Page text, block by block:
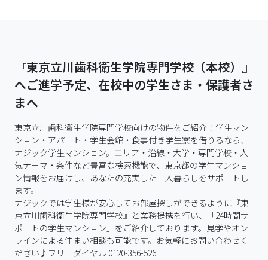
『東京立川歯科衛生学院専門学校（本校）』
へご進学予定、在校中の学生さま・保護者さ
まへ
東京立川歯科衛生学院専門学校向けの物件をご紹介！学生マン
ション・アパート・学生会館・食事付き学生寮を借りるなら、
ナジック学生マンション。エリア・沿線・大学・専門学校・人
気テーマ・条件など豊富な検索機能で、東京都の学生マンショ
ン情報をお届けし、あなたの充実した一人暮らしをサポートし
ます。
ナジックでは学生様が安心してお部屋探しができるように『東
京立川歯科衛生学院専門学校』と業務提携を行い、「24時間サ
ポートの学生マンション」をご紹介しております。見学やオン
ラインによる住まい相談も可能です。お気軽にお問い合わせく
ださい♪フリーダイヤル 0120-356-526